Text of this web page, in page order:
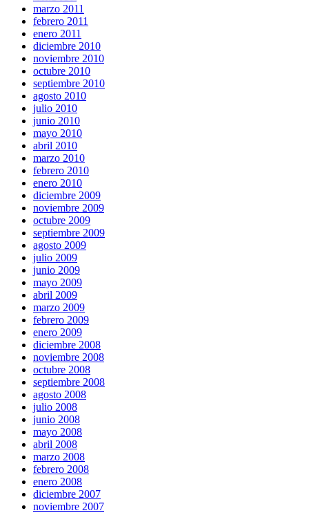
marzo 2011
febrero 2011
enero 2011
diciembre 2010
noviembre 2010
octubre 2010
septiembre 2010
agosto 2010
julio 2010
junio 2010
mayo 2010
abril 2010
marzo 2010
febrero 2010
enero 2010
diciembre 2009
noviembre 2009
octubre 2009
septiembre 2009
agosto 2009
julio 2009
junio 2009
mayo 2009
abril 2009
marzo 2009
febrero 2009
enero 2009
diciembre 2008
noviembre 2008
octubre 2008
septiembre 2008
agosto 2008
julio 2008
junio 2008
mayo 2008
abril 2008
marzo 2008
febrero 2008
enero 2008
diciembre 2007
noviembre 2007